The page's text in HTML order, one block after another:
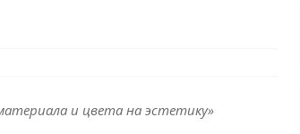
и цвета на эстетику»